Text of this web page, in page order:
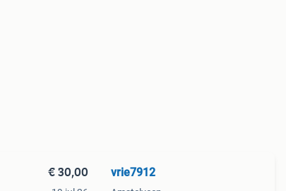
€ 30,00 vrie7912